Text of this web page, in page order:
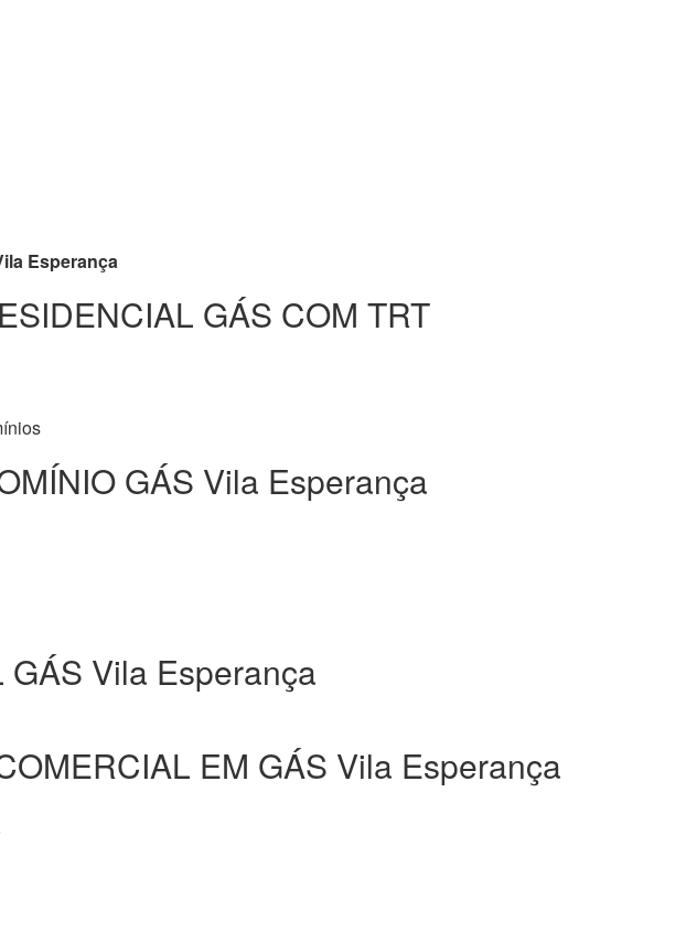
Esperança
GÁS COM TRT
GÁS Vila Esperança
GÁS Vila Esperança
EM GÁS Vila Esperança